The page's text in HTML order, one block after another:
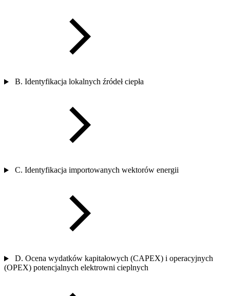
B. Identyfikacja lokalnych źródeł ciepła
C. Identyfikacja importowanych wektorów energii
D. Ocena wydatków kapitałowych (CAPEX) i operacyjnych
(OPEX) potencjalnych elektrowni cieplnych